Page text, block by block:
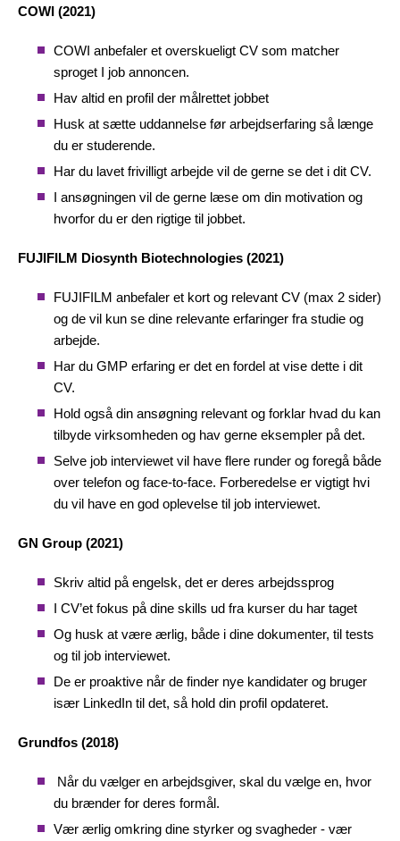
COWI (2021)
COWI anbefaler et overskueligt CV som matcher
sproget I job annoncen.
Hav altid en profil der målrettet jobbet
Husk at sætte uddannelse før arbejdserfaring så længe
du er studerende.
Har du lavet frivilligt arbejde vil de gerne se det i dit CV.
I ansøgningen vil de gerne læse om din motivation og
hvorfor du er den rigtige til jobbet.
FUJIFILM Diosynth Biotechnologies (2021)
FUJIFILM anbefaler et kort og relevant CV (max 2 sider)
og de vil kun se dine relevante erfaringer fra studie og
arbejde.
Har du GMP erfaring er det en fordel at vise dette i dit
CV.
Hold også din ansøgning relevant og forklar hvad du kan
tilbyde virksomheden og hav gerne eksempler på det.
Selve job interviewet vil have flere runder og foregå både
over telefon og face-to-face. Forberedelse er vigtigt hvi
du vil have en god oplevelse til job interviewet.
GN Group (2021)
Skriv altid på engelsk, det er deres arbejdssprog
I CV’et fokus på dine skills ud fra kurser du har taget
Og husk at være ærlig, både i dine dokumenter, til tests
og til job interviewet.
De er proaktive når de finder nye kandidater og bruger
især LinkedIn til det, så hold din profil opdateret.
Grundfos (2018)
Når du vælger en arbejdsgiver, skal du vælge en, hvor
du brænder for deres formål.
Vær ærlig omkring dine styrker og svagheder - vær